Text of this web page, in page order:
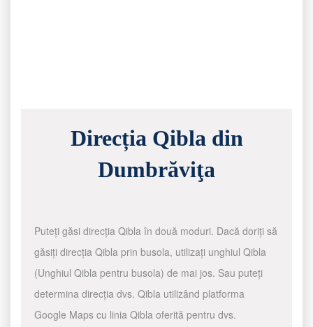
Direcția Qibla din
Dumbrăviţa
Puteți găsi direcția Qibla în două moduri. Dacă doriți să
găsiți direcția Qibla prin busola, utilizați unghiul Qibla
(Unghiul Qibla pentru busola) de mai jos. Sau puteți
determina direcția dvs. Qibla utilizând platforma
Google Maps cu linia Qibla oferită pentru dvs.